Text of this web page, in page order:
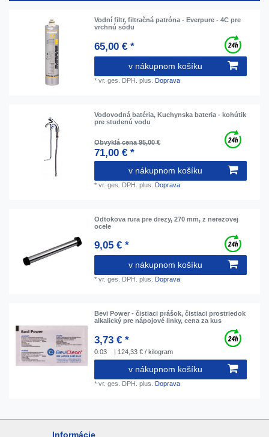
Vodní filtr, filtračná patróna - Everpure - 4C pre
vrchnú sódu
65,00 € *
v nákupnom košíku
*vr. ges. DPH. plus. Doprava
Vodovodná batéria, Kuchynska bateria - kohútik
pre studenú vodu
Obvyklá cena 95,00 €
71,00 € *
v nákupnom košíku
*vr. ges. DPH. plus. Doprava
Odtokova rura pre drezy, 270 mm, z nerezovej
ocele
9,05 € *
v nákupnom košíku
*vr. ges. DPH. plus. Doprava
Bevi Power - čistiaci prášok, čistiaci prostriedok
alkalický pre nápojové linky, cena za kus
3,73 € *
0.03 | 124,33 € / kilogram
v nákupnom košíku
*vr. ges. DPH. plus. Doprava
Informácie